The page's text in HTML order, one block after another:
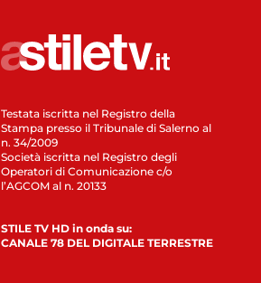
Testata iscritta nel Registro della
Stampa presso il Tribunale di Salerno al
n. 34/2009
Società iscritta nel Registro degli
Operatori di Comunicazione c/o
l’AGCOM al n. 20133
STILE TV HD in onda su:
CANALE 78 DEL DIGITALE TERRESTRE